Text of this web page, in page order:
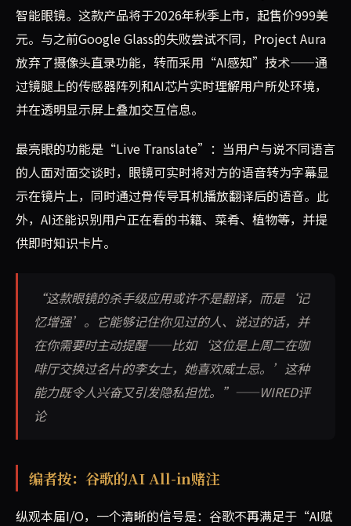
智能眼镜。这款产品将于2026年秋季上市，起售价999美
元。与之前Google Glass的失败尝试不同，Project Aura
放弃了摄像头直录功能，转而采用“AI感知”技术——通
过镜腿上的传感器阵列和AI芯片实时理解用户所处环境，
并在透明显示屏上叠加交互信息。
最亮眼的功能是“Live Translate”：当用户与说不同语言
的人面对面交谈时，眼镜可实时将对方的语音转为字幕显
示在镜片上，同时通过骨传导耳机播放翻译后的语音。此
外，AI还能识别用户正在看的书籍、菜肴、植物等，并提
供即时知识卡片。
“这款眼镜的杀手级应用或许不是翻译，而是‘记
忆增强’。它能够记住你见过的人、说过的话，并
在你需要时主动提醒——比如‘这位是上周二在咖
啡厅交换过名片的李女士，她喜欢威士忌。’这种
能力既令人兴奋又引发隐私担忧。”——WIRED评
论
编者按：谷歌的AI All-in赌注
纵观本届I/O，一个清晰的信号是：谷歌不再满足于“AI赋